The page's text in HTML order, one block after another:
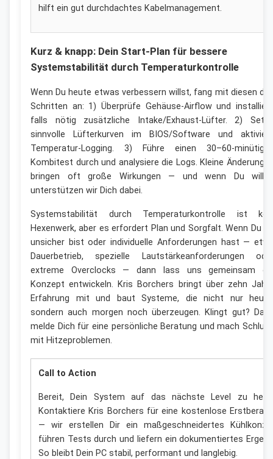
hilft ein gut durchdachtes Kabelmanagement.
Kurz & knapp: Dein Start-Plan für bessere
Systemstabilität durch Temperaturkontrolle
Wenn Du heute etwas verbessern willst, fang mit diesen
Schritten an: 1) Überprüfe Gehäuse-Airflow und
falls nötig zusätzliche Intake/Exhaust-Lüfter. 2)
sinnvolle Lüfterkurven im BIOS/Software und
Temperatur-Logging. 3) Führe einen 30–60-
Kombitest durch und analysiere die Logs. Kleine
bringen oft große Wirkungen — und wenn Du
unterstützen wir Dich dabei.
Systemstabilität durch Temperaturkontrolle ist
Hexenwerk, aber es erfordert Plan und Sorgfalt. Wenn Du
unsicher bist oder individuelle Anforderungen hast —
Dauerbetrieb, spezielle Lautstärkeanforderungen
extreme Overclocks — dann lass uns gemeinsam
Konzept entwickeln. Kris Borchers bringt über zehn
Erfahrung mit und baut Systeme, die nicht nur
sondern auch morgen noch überzeugen. Klingt gut?
melde Dich für eine persönliche Beratung und mach
mit Hitzeproblemen.
Call to Action
Bereit, Dein System auf das nächste Level zu
Kontaktiere Kris Borchers für eine kostenlose
— wir erstellen Dir ein maßgeschneidertes
führen Tests durch und liefern ein dokumentiertes
So bleibt Dein PC stabil, performant und langlebig.